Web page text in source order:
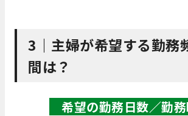
3｜ 主婦が希望する勤務
間は？
希望の勤務日数／勤